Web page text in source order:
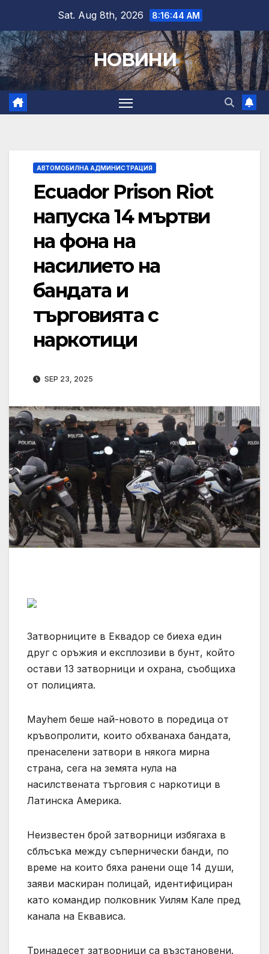
content
Sat. Aug 8th, 2026 8:16:45 AM
НОВИНИ
АВТОМОБИЛНА АДМИНИСТРАЦИЯ
Ecuador Prison Riot
напуска 14 мъртви
на фона на
насилието на
бандата и
търговията с
наркотици
SEP 23, 2025
Затворниците в Еквадор се биеха един
друг с оръжия и експлозиви в бунт, който
остави 13 затворници и охрана, съобщиха
от полицията.
Mayhem беше най-новото в поредица от
кръвопролити, които обхванаха бандата,
пренаселени затвори в някога мирна
страна, сега на земята нула на
насилствената търговия с наркотици в
Латинска Америка.
Неизвестен брой затворници избягаха в
сблъсъка между съпернически банди, по
време на които бяха ранени още 14 души,
заяви маскиран полицай, идентифициран
като командир полковник Уилям Кале пред
канала на Еквависа.
Тринадесет затворници са възстановени.